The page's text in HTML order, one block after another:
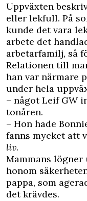
Uppväxten
eller lekfull. På
kunde det vara
arbete det
arbetarfamilj, så
Relationen till
han var närmare
under hela
– något Leif GW
tonåren.
– Hon hade
fanns mycket att
liv.
Mammans
honom
pappa, som
det krävdes.